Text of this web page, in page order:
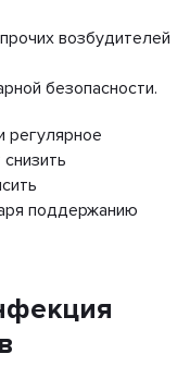
возбудителей
безопасности.
регулярное
поддержанию